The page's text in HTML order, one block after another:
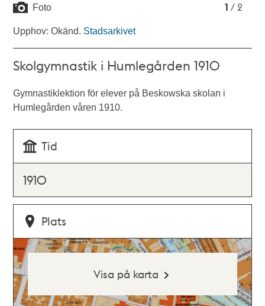
1 / 2
Foto
Upphov: Okänd. Stadsarkivet
Skolgymnastik i Humlegården 1910
Gymnastiklektion för elever på Beskowska skolan i
Humlegården våren 1910.
Tid
1910
Plats
Visa på karta